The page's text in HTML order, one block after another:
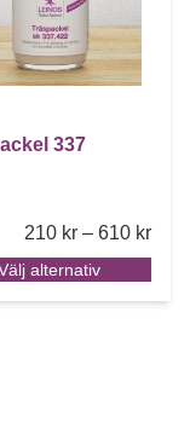
kr through 1.250
337
210 kr – 610 kr
alternativ